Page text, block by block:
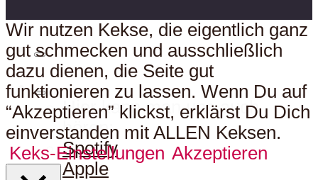
Hier kann man uns auch
hören:
Spotify
Apple
Wir nutzen Kekse, die eigentlich ganz
gut schmecken und ausschließlich
dazu dienen, die Seite gut
funktionieren zu lassen. Wenn Du auf
“Akzeptieren” klickst, erklärst Du Dich
einverstanden mit ALLEN Keksen.
Keks-Einstellungen Akzeptieren